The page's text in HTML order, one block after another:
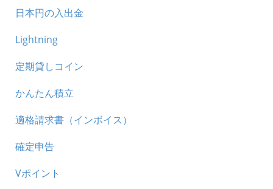
日本円の入出金
Lightning
定期貸しコイン
かんたん積立
適格請求書（インボイス）
確定申告
Vポイント